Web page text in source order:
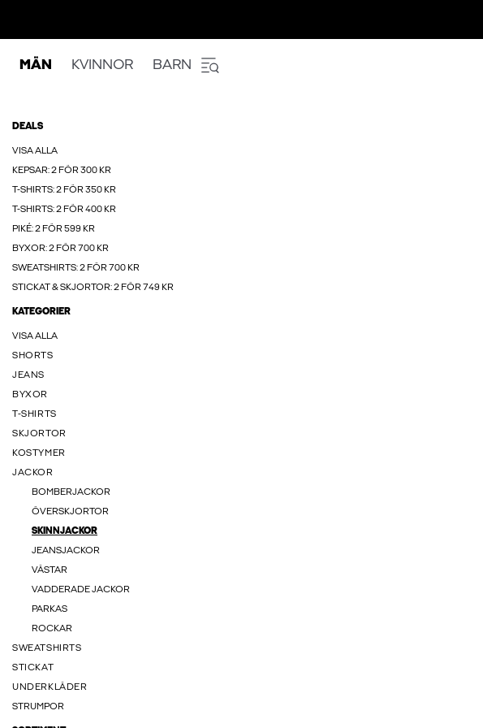
MÄN KVINNOR BARN
DEALS
VISA ALLA
KEPSAR: 2 FÖR 300 KR
T-SHIRTS: 2 FÖR 350 KR
T-SHIRTS: 2 FÖR 400 KR
PIKÉ: 2 FÖR 599 KR
BYXOR: 2 FÖR 700 KR
SWEATSHIRTS: 2 FÖR 700 KR
STICKAT & SKJORTOR: 2 FÖR 749 KR
KATEGORIER
VISA ALLA
SHORTS
JEANS
BYXOR
T-SHIRTS
SKJORTOR
KOSTYMER
JACKOR
BOMBERJACKOR
ÖVERSKJORTOR
SKINNJACKOR
JEANSJACKOR
VÄSTAR
VADDERADE JACKOR
PARKAS
ROCKAR
SWEATSHIRTS
STICKAT
UNDERKLÄDER
STRUMPOR